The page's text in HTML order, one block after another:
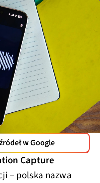
w Google
Capture
– polska nazwa